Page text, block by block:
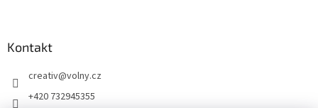
Kontakt
creativ@volny.cz
+420 732945355